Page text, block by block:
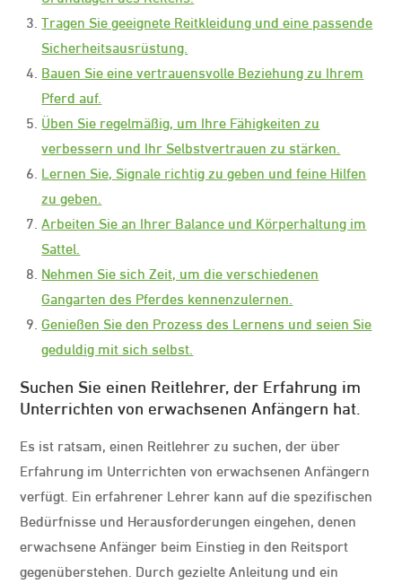
Tragen Sie geeignete Reitkleidung und eine passende
Sicherheitsausrüstung.
Bauen Sie eine vertrauensvolle Beziehung zu Ihrem
Pferd auf.
Üben Sie regelmäßig, um Ihre Fähigkeiten zu
verbessern und Ihr Selbstvertrauen zu stärken.
Lernen Sie, Signale richtig zu geben und feine Hilfen
zu geben.
Arbeiten Sie an Ihrer Balance und Körperhaltung im
Sattel.
Nehmen Sie sich Zeit, um die verschiedenen
Gangarten des Pferdes kennenzulernen.
Genießen Sie den Prozess des Lernens und seien Sie
geduldig mit sich selbst.
Suchen Sie einen Reitlehrer, der Erfahrung im
Unterrichten von erwachsenen Anfängern hat.
Es ist ratsam, einen Reitlehrer zu suchen, der über
Erfahrung im Unterrichten von erwachsenen Anfängern
verfügt. Ein erfahrener Lehrer kann auf die spezifischen
Bedürfnisse und Herausforderungen eingehen, denen
erwachsene Anfänger beim Einstieg in den Reitsport
gegenüberstehen. Durch gezielte Anleitung und ein